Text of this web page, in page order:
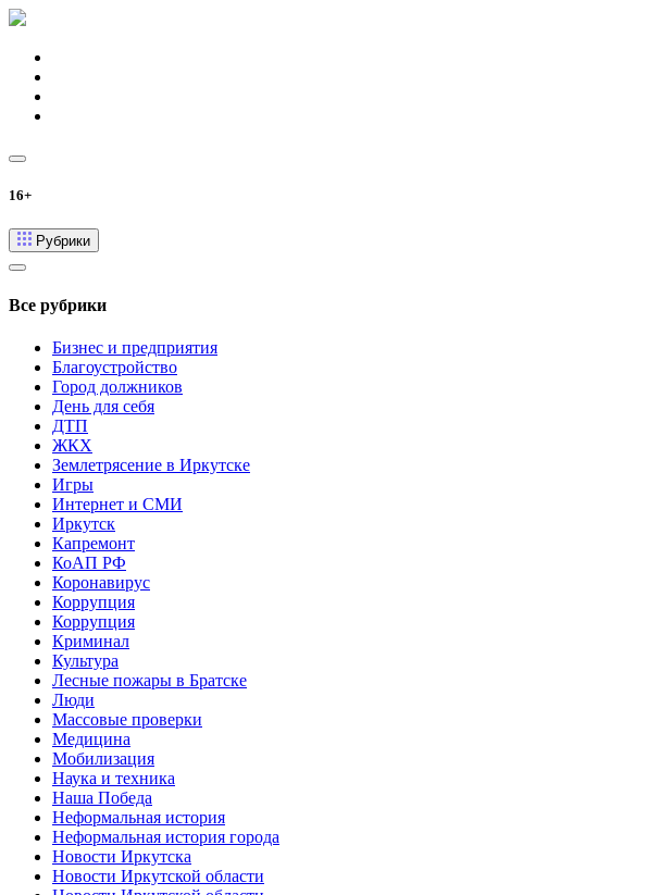
16+
Рубрики
Все рубрики
Бизнес и предприятия
Благоустройство
Город должников
День для себя
ДТП
ЖКХ
Землетрясение в Иркутске
Игры
Интернет и СМИ
Иркутск
Капремонт
КоАП РФ
Коронавирус
Коррупция
Коррупция
Криминал
Культура
Лесные пожары в Братске
Люди
Массовые проверки
Медицина
Мобилизация
Наука и техника
Наша Победа
Неформальная история
Неформальная история города
Новости Иркутска
Новости Иркутской области